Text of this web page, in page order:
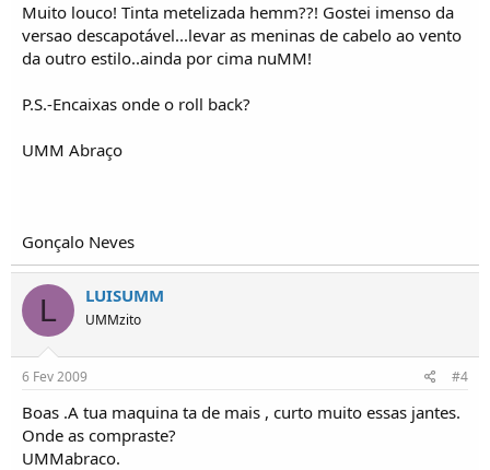
Muito louco! Tinta metelizada hemm??! Gostei imenso da
versao descapotável...levar as meninas de cabelo ao vento
da outro estilo..ainda por cima nuMM!
P.S.-Encaixas onde o roll back?
UMM Abraço
Gonçalo Neves
L LUISUMM
UMMzito
6 Fev 2009 #4
Boas .A tua maquina ta de mais , curto muito essas jantes.
Onde as compraste?
UMMabraco.